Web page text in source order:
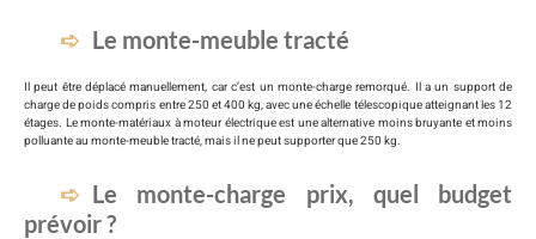
Le monte-meuble tracté
Il peut être déplacé manuellement, car c’est un monte-charge remorqué. Il a un support de
charge de poids compris entre 250 et 400 kg, avec une échelle télescopique atteignant les 12
étages. Le monte-matériaux à moteur électrique est une alternative moins bruyante et moins
polluante au monte-meuble tracté, mais il ne peut supporter que 250 kg.
Le monte-charge prix, quel budget
prévoir ?